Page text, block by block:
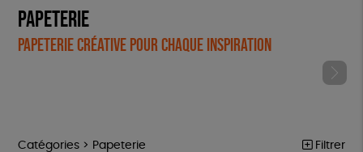
Papeterie
Papeterie créative pour chaque inspiration
Catégories > Papeterie Filtrer